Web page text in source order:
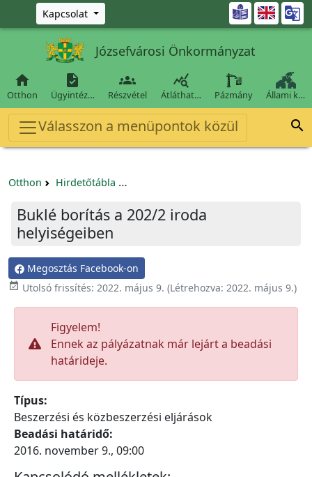
Ugrás a fő tartalomra
Kapcsolat 
Józsefvárosi Önkormányzat

Otthon

Ügyintéz…

Részvétel

Átláthat… Pázmány Állami k…
Válasszon a menüpontok közül 
Otthon Hirdetőtábla
Buklé borítás a 202/2 iroda
helyiségeiben
Megosztás Facebook-on
 Utolsó frissítés: 2022. május 9. (Létrehozva: 2022. május 9.)
Figyelem!
Ennek az pályázatnak már lejárt a beadási
határideje.
Típus:
Beszerzési és közbeszerzési eljárások
Beadási határidő:
2016. november 9., 09:00